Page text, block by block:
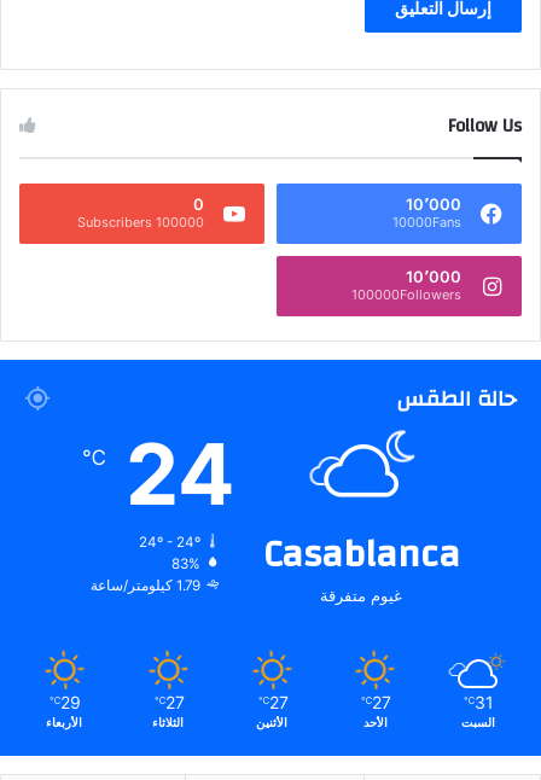
Follow Us
10٬000
10000Fans
0
100000 Subscribers
10٬000
100000Followers
حالة الطقس
Casablanca
غيوم متفرقة
24
℃
24º - 24º
83%
1.79 كيلومتر/ساعة
31
℃
السبت
27
℃
الأحد
27
℃
الأثنين
27
℃
الثلاثاء
29
℃
الأربعاء